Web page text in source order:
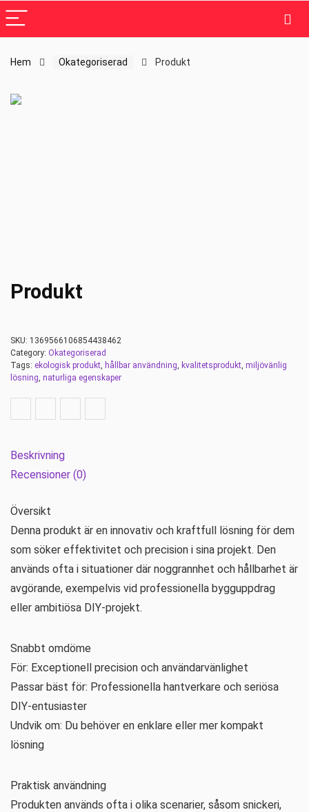
Hem Okategoriserad Produkt
Produkt
SKU: 1369566106854438462
Category: Okategoriserad
Tags: ekologisk produkt, hållbar användning, kvalitetsprodukt, miljövänlig
lösning, naturliga egenskaper
Beskrivning
Recensioner (0)
Översikt
Denna produkt är en innovativ och kraftfull lösning för dem
som söker effektivitet och precision i sina projekt. Den
används ofta i situationer där noggrannhet och hållbarhet är
avgörande, exempelvis vid professionella bygguppdrag
eller ambitiösa DIY-projekt.
Snabbt omdöme
För: Exceptionell precision och användarvänlighet
Passar bäst för: Professionella hantverkare och seriösa
DIY-entusiaster
Undvik om: Du behöver en enklare eller mer kompakt
lösning
Praktisk användning
Produkten används ofta i olika scenarier, såsom snickeri,